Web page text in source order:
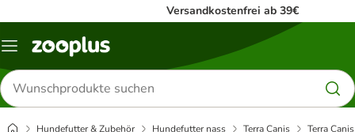
Versandkostenfrei ab 39€
Menü
Produkte
suchen
Hundefutter & Zubehör Hundefutter nass Terra Canis Terra